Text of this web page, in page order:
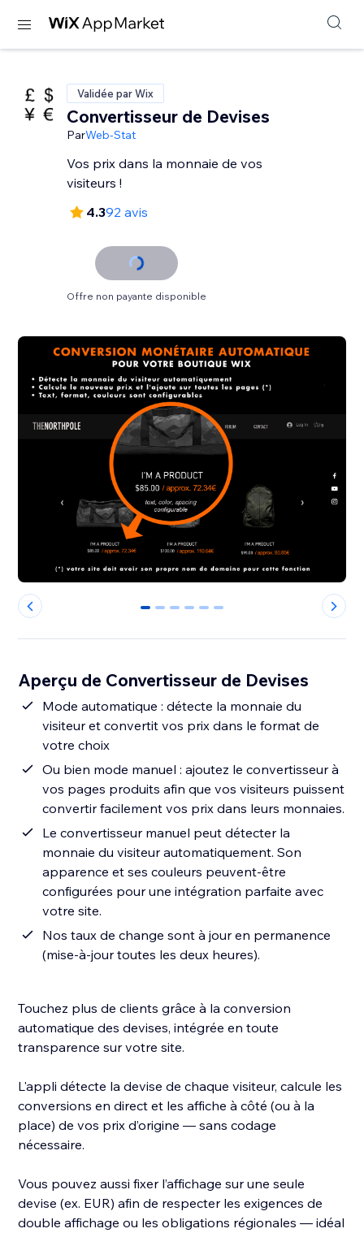
Validée par Wix
Convertisseur de Devises
ParWeb-Stat
Vos prix dans la monnaie de vos
visiteurs !
4.392 avis
Offre non payante disponible
0 1 2 3 4 5
Aperçu de Convertisseur de Devises
Mode automatique : détecte la monnaie du
visiteur et convertit vos prix dans le format de
votre choix
Ou bien mode manuel : ajoutez le convertisseur à
vos pages produits afin que vos visiteurs puissent
convertir facilement vos prix dans leurs monnaies.
Le convertisseur manuel peut détecter la
monnaie du visiteur automatiquement. Son
apparence et ses couleurs peuvent-être
configurées pour une intégration parfaite avec
votre site.
Nos taux de change sont à jour en permanence
(mise-à-jour toutes les deux heures).
Touchez plus de clients grâce à la conversion
automatique des devises, intégrée en toute
transparence sur votre site.
L'appli détecte la devise de chaque visiteur, calcule les
conversions en direct et les affiche à côté (ou à la
place) de vos prix d’origine — sans codage
nécessaire.
Vous pouvez aussi fixer l’affichage sur une seule
devise (ex. EUR) afin de respecter les exigences de
double affichage ou les obligations régionales — idéal